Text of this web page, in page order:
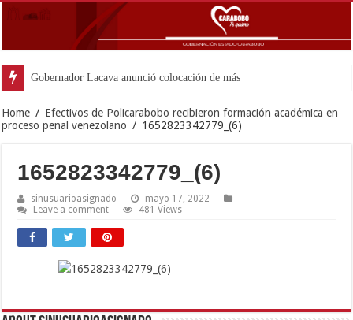
Gobernador Lacava anunció colocación de más de mil 500 tone
Home / Efectivos de Policarabobo recibieron formación académica en
proceso penal venezolano / 1652823342779_(6)
1652823342779_(6)
sinusuarioasignado
mayo 17, 2022
Leave a comment
481 Views